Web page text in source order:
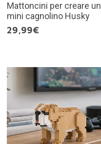
Mattoncini per creare un
mini cagnolino Husky
29,99€